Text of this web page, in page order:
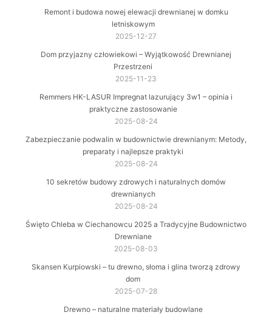
Remont i budowa nowej elewacji drewnianej w domku
letniskowym
2025-12-27
Dom przyjazny człowiekowi – Wyjątkowość Drewnianej
Przestrzeni
2025-11-23
Remmers HK-LASUR Impregnat lazurujący 3w1 – opinia i
praktyczne zastosowanie
2025-08-24
Zabezpieczanie podwalin w budownictwie drewnianym: Metody,
preparaty i najlepsze praktyki
2025-08-24
10 sekretów budowy zdrowych i naturalnych domów
drewnianych
2025-08-24
Święto Chleba w Ciechanowcu 2025 a Tradycyjne Budownictwo
Drewniane
2025-08-03
Skansen Kurpiowski – tu drewno, słoma i glina tworzą zdrowy
dom
2025-07-28
Drewno – naturalne materiały budowlane